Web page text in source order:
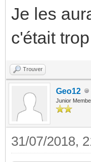
Je les
c'était
Trouver
Geo12
Junior
31/07/2018,